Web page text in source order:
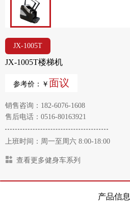
JX-1005T
JX-1005T楼梯机
参考价：￥ 面议
销售咨询：182-6076-1608
售后电话：0516-80163921
上班时间：周一至周六 8:00-18:00
查看更多健身车系列
产品信息